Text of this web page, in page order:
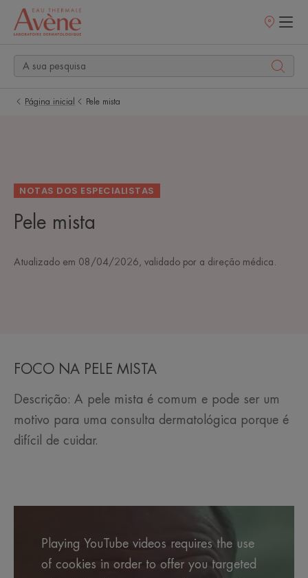
Pontos
Página inicial Pele mista
NOTAS DOS ESPECIALISTAS
Pele mista
Atualizado em 08/04/2026 , validado por a direção médica
FOCO NA PELE MISTA
Descrição: A pele mista é comum e pode ser um
motivo para uma consulta dermatológica porque é
difícil de cuidar.
Playing YouTube videos requires the use
of cookies in order to offer you targeted